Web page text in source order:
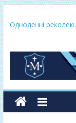
Одноденні
Lectio Divina –
Нове життя в
Фундамент у